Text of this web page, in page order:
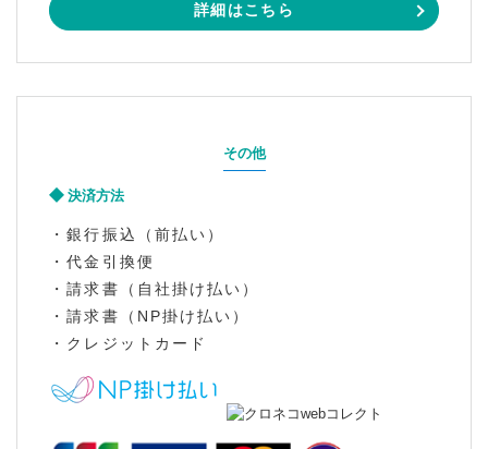
詳細はこちら
その他
決済方法
・銀行振込（前払い）
・代金引換便
・請求書（自社掛け払い）
・請求書（NP掛け払い）
・クレジットカード